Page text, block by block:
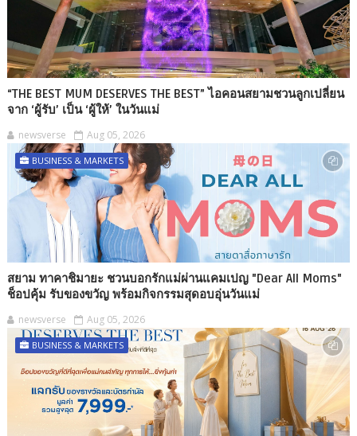
“THE BEST MUM DESERVES THE BEST” ไอคอนสยามชวนลูกเปลี่ยน
จาก ‘ผู้รับ’ เป็น ‘ผู้ให้’ ในวันแม่
newsverse Aug 05, 2026
BUSINESS & MARKETS
สยาม ทาคาชิมายะ ชวนบอกรักแม่ผ่านแคมเปญ "Dear All Moms"
ช็อปคุ้ม รับของขวัญ พร้อมกิจกรรมสุดอบอุ่นวันแม่
newsverse Aug 05, 2026
BUSINESS & MARKETS